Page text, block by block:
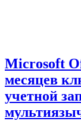
Microsoft
месяцев
учетной